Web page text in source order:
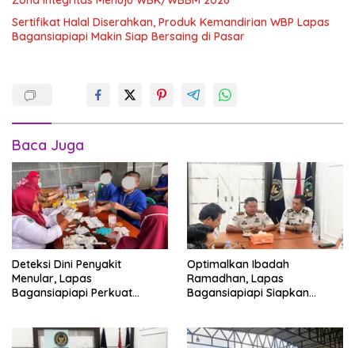
Sertifikat Halal Diserahkan, Produk Kemandirian WBP Lapas
Bagansiapiapi Makin Siap Bersaing di Pasar
Baca Juga
Deteksi Dini Penyakit
Menular, Lapas
Bagansiapiapi Perkuat
Optimalkan Ibadah
Ramadhan, Lapas
Bagansiapiapi Siapkan